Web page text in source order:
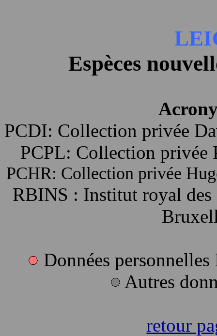
Espèces
PCDI: Collection privée
PCPL: Collection
PCHR: Collection privée
RBINS : Institut royal des
Données
Autres
retour